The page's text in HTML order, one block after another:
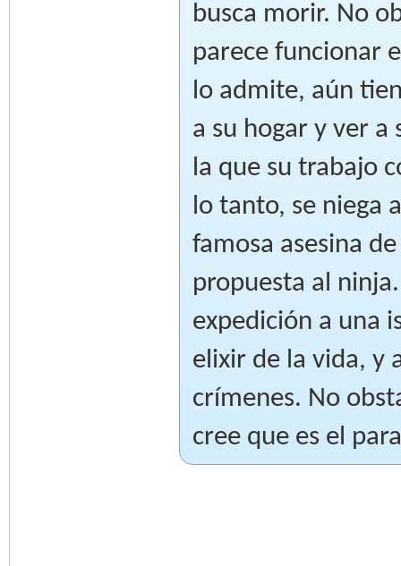
busca morir. No
parece funcionar
lo admite, aún
a su hogar y ver a
la que su trabajo
lo tanto, se niega
famosa asesina
propuesta al
expedición a una
elixir de la vida, y
crímenes. No
cree que es el